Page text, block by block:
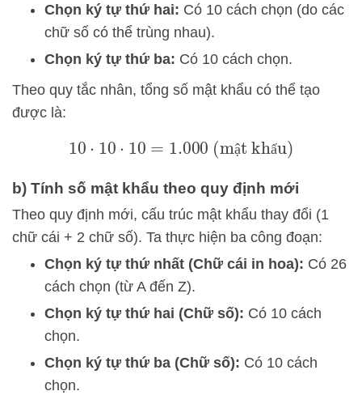
Chọn ký tự thứ hai: Có 10 cách chọn (do các
chữ số có thể trùng nhau).
Chọn ký tự thứ ba: Có 10 cách chọn.
Theo quy tắc nhân, tổng số mật khẩu có thể tạo
được là:
ậ ẩ
10 ⋅10 ⋅ 10=1.000(mật khẩu)
b) Tính số mật khẩu theo quy định mới
Theo quy định mới, cấu trúc mật khẩu thay đổi (1
chữ cái + 2 chữ số). Ta thực hiện ba công đoạn:
Chọn ký tự thứ nhất (Chữ cái in hoa): Có 26
cách chọn (từ A đến Z).
Chọn ký tự thứ hai (Chữ số): Có 10 cách
chọn.
Chọn ký tự thứ ba (Chữ số): Có 10 cách
chọn.